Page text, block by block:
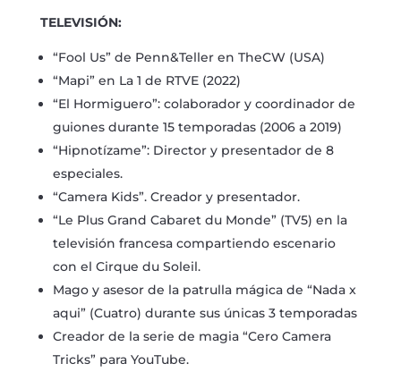
TELEVISIÓN:
“Fool Us” de Penn&Teller en TheCW (USA)
“Mapi” en La 1 de RTVE (2022)
“El Hormiguero”: colaborador y coordinador de
guiones durante 15 temporadas (2006 a 2019)
“Hipnotízame”: Director y presentador de 8
especiales.
“Camera Kids”. Creador y presentador.
“Le Plus Grand Cabaret du Monde” (TV5) en la
televisión francesa compartiendo escenario
con el Cirque du Soleil.
Mago y asesor de la patrulla mágica de “Nada x
aqui” (Cuatro) durante sus únicas 3 temporadas
Creador de la serie de magia “Cero Camera
Tricks” para YouTube.